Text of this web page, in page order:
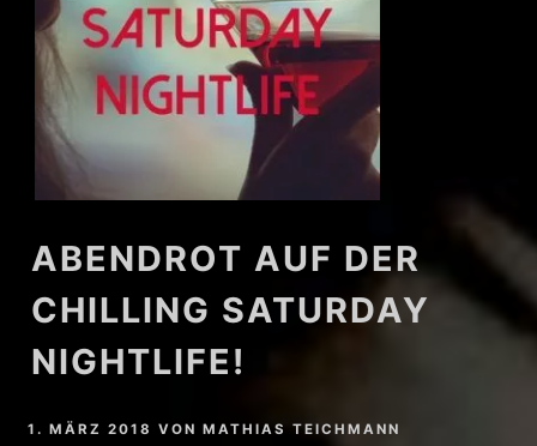
ABENDROT AUF DER
CHILLING SATURDAY
NIGHTLIFE!
1. MÄRZ 2018 VONMATHIAS TEICHMANN